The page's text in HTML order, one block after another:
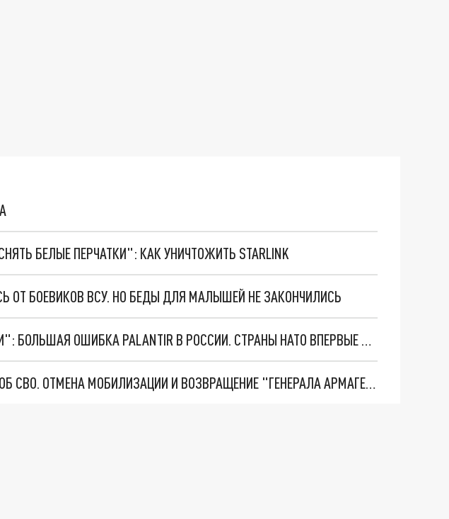
БЕЛЫЕ ПЕРЧАТКИ": КАК УНИЧТОЖИТЬ STARLINK
ОТ БОЕВИКОВ ВСУ. НО БЕДЫ ДЛЯ МАЛЫШЕЙ НЕ ЗАКОНЧИЛИСЬ
"ОЧЕНЬ ПЛОХИЕ НОВОСТИ": БОЛЬШАЯ ОШИБКА PALANTIR В РОССИИ. СТРАНЫ НАТО ВПЕРВЫЕ ЗА СВО ОСТАНОВИЛИ ПОСТАВКИ ОРУЖИЯ. ВСУ ТЕРЯЮТ ПРИГРАНИЧЬЕ?
ТРИ ГЛАВНЫХ ИНСАЙДА ОБ СВО. ОТМЕНА МОБИЛИЗАЦИИ И ВОЗВРАЩЕНИЕ "ГЕНЕРАЛА АРМАГЕДДОНА"? ОТЛИЧНЫЕ НОВОСТИ, КОТОРЫЕ ЖДАЛИ ВСЕ